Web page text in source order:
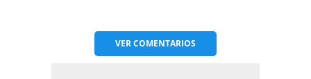
VERCOMENTARIOS